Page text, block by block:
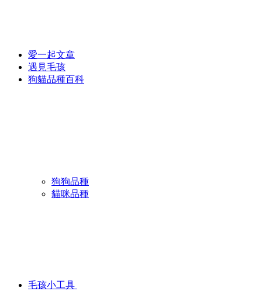
愛一起文章
遇見毛孩
狗貓品種百科
狗狗品種
貓咪品種
毛孩小工具